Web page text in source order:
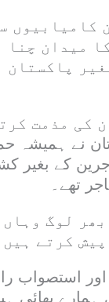
کامیابیوں
میدان چنا
پاکستان
نے ہمیشہ
کے بغیر
تھے۔
لوگ وہاں
کرتے ہیں۔
استصواب
بھائی